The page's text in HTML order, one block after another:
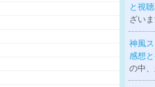
と視
ざい
神風
感想
の中